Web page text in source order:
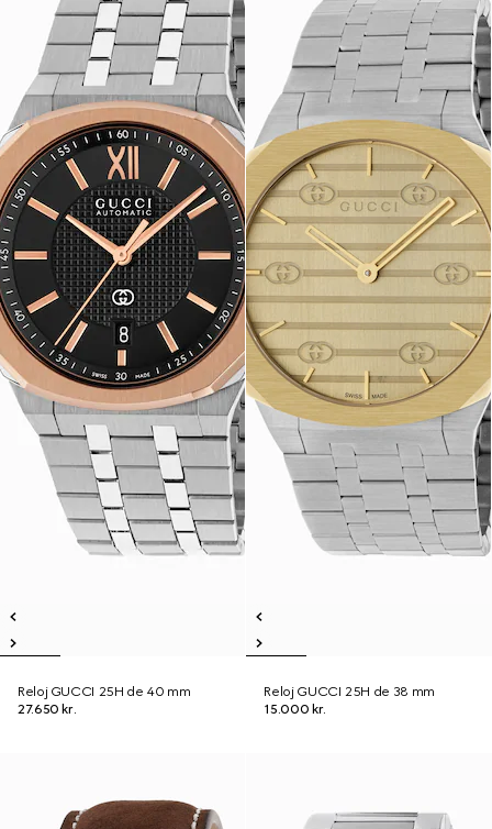
Reloj GUCCI 25H de 40 mm
27.650 kr.
Reloj GUCCI 25H de 38 mm
15.000 kr.